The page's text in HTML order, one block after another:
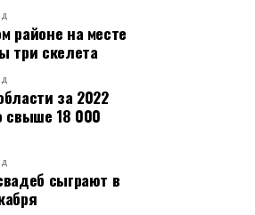
районе на месте
три скелета
за 2022
свыше 18 000
сыграют в